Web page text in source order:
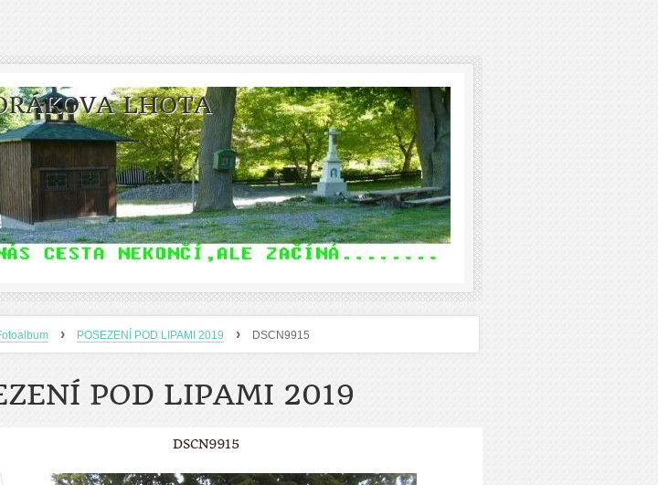
LHOTA
› POSEZENÍ POD LIPAMI 2019 › DSCN9915
POD LIPAMI 2019
DSCN9915